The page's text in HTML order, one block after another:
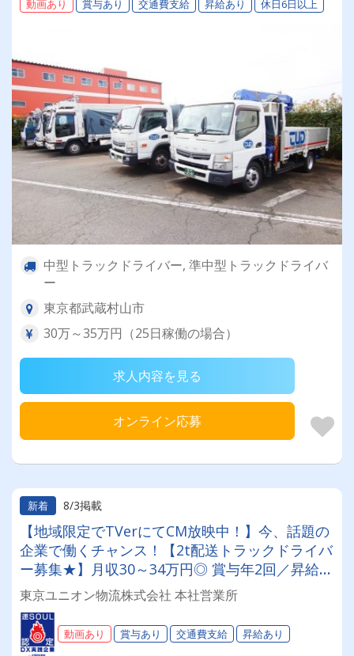
ライベート充実可◎ 「安心・安全」で働く。東
動画あり 賞与あり 交通費支給 昇給あり 休日6日以上
中型トラックドライバー, 準中型トラックドライバ
ー
東京都武蔵村山市
30万～35万円（25日稼働の場合）
求人内容を見る
オンライン応募
新着 8/3掲載
【地域限定でTVerにてCM放映中！】今、話題の
企業で働くチャンス！【2t配送トラックドライバ
ー募集★】月収30～34万円◎ 賞与年2回／昇給有
／福利厚生充実／仕事量安定／未経験歓迎◎【年
間休日113日以上】連休もあり◎プライベート充
実可◎「安心・安全」で働く。東京ユニオン物流
でドライバーライフを送りませんか？
東京ユニオン物流株式会社 本社営業所
動画あり 賞与あり 交通費支給 昇給あり